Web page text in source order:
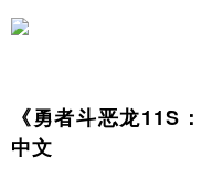
《勇者斗恶龙11S
中文